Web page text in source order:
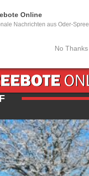
Online
Nachrichten aus Oder-Spree
No Thanks